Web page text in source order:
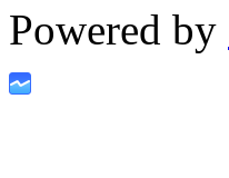
Powered by